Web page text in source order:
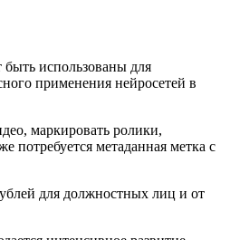
использованы для
применения нейросетей в
маркировать ролики,
метаданная метка с
для должностных лиц и от